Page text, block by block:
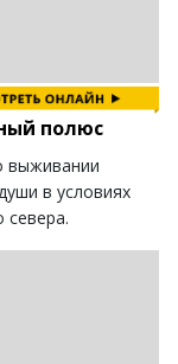
полюс
выживании
в условиях
севера.